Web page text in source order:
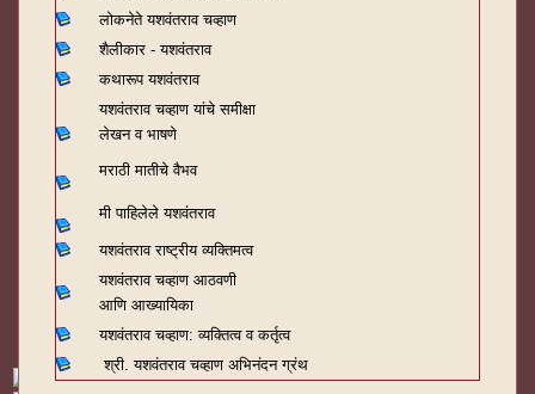
लोकनेते यशवंतराव चव्हाण
शैलीकार - यशवंतराव
कथारूप यशवंतराव
यशवंतराव चव्हाण यांचे समीक्षा
लेखन व भाषणे
मराठी मातीचे वैभव
मी पाहिलेले यशवंतराव
यशवंतराव राष्ट्रीय व्यक्तिमत्व
यशवंतराव चव्हाण आठवणी
आणि आख्यायिका
यशवंतराव चव्हाण: व्यक्तित्व व कर्तृत्व
श्री. यशवंतराव चव्हाण अभिनंदन ग्रंथ